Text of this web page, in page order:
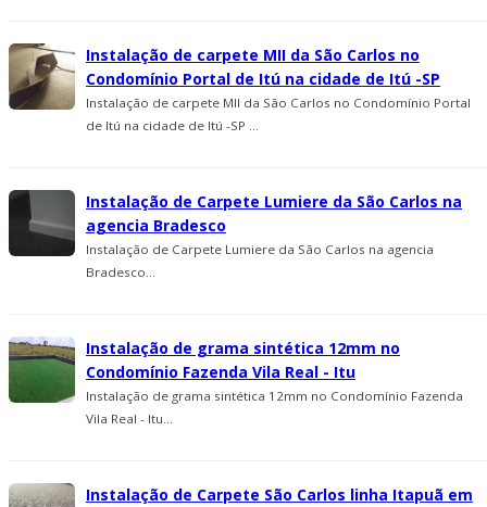
Instalação de carpete MII da São Carlos no
Condomí­nio Portal de Itú na cidade de Itú -SP
Instalação de carpete MII da São Carlos no Condomí­nio Portal
de Itú na cidade de Itú -SP ...
Instalação de Carpete Lumiere da São Carlos na
agencia Bradesco
Instalação de Carpete Lumiere da São Carlos na agencia
Bradesco...
Instalação de grama sintética 12mm no
Condomínio Fazenda Vila Real - Itu
Instalação de grama sintética 12mm no Condomínio Fazenda
Vila Real - Itu...
Instalação de Carpete São Carlos linha Itapuã em